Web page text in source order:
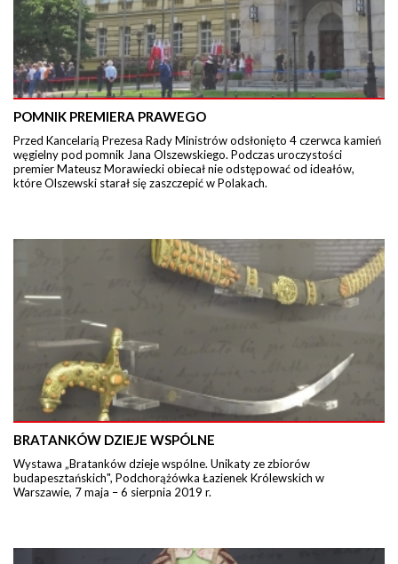
POMNIK PREMIERA PRAWEGO
Przed Kancelarią Prezesa Rady Ministrów odsłonięto 4 czerwca kamień
węgielny pod pomnik Jana Olszewskiego. Podczas uroczystości
premier Mateusz Morawiecki obiecał nie odstępować od ideałów,
które Olszewski starał się zaszczepić w Polakach.
BRATANKÓW DZIEJE WSPÓLNE
Wystawa „Bratanków dzieje wspólne. Unikaty ze zbiorów
budapesztańskich", Podchorążówka Łazienek Królewskich w
Warszawie, 7 maja – 6 sierpnia 2019 r.